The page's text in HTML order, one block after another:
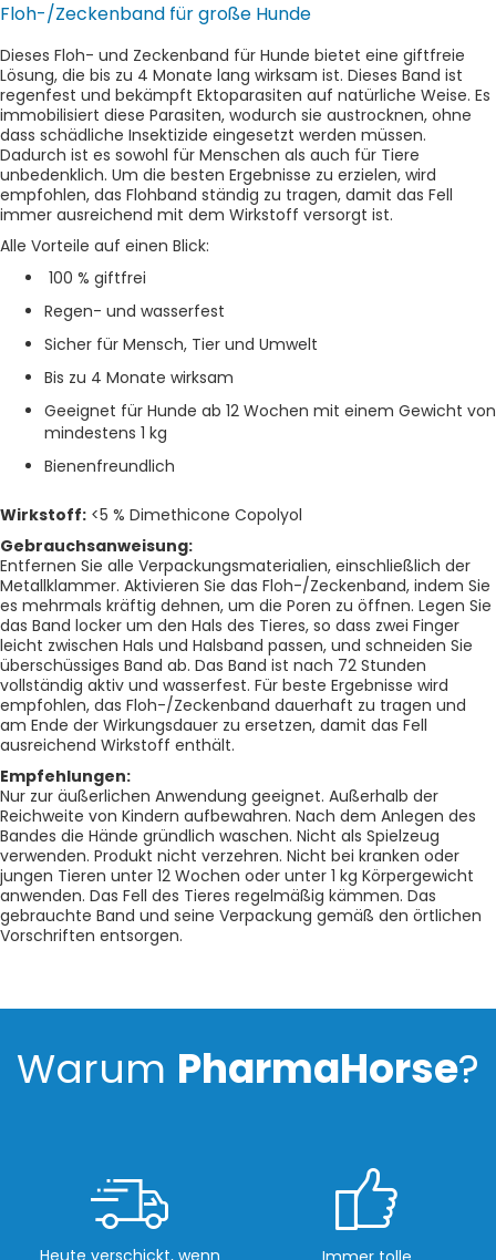
Floh-/Zeckenband für große Hunde
Dieses Floh- und Zeckenband für Hunde bietet eine giftfreie
Lösung, die bis zu 4 Monate lang wirksam ist. Dieses Band ist
regenfest und bekämpft Ektoparasiten auf natürliche Weise. Es
immobilisiert diese Parasiten, wodurch sie austrocknen, ohne
dass schädliche Insektizide eingesetzt werden müssen.
Dadurch ist es sowohl für Menschen als auch für Tiere
unbedenklich. Um die besten Ergebnisse zu erzielen, wird
empfohlen, das Flohband ständig zu tragen, damit das Fell
immer ausreichend mit dem Wirkstoff versorgt ist.
Alle Vorteile auf einen Blick:
100 % giftfrei
Regen- und wasserfest
Sicher für Mensch, Tier und Umwelt
Bis zu 4 Monate wirksam
Geeignet für Hunde ab 12 Wochen mit einem Gewicht von
mindestens 1 kg
Bienenfreundlich
Wirkstoff: <5 % Dimethicone Copolyol
Gebrauchsanweisung:
Entfernen Sie alle Verpackungsmaterialien, einschließlich der
Metallklammer. Aktivieren Sie das Floh-/Zeckenband, indem Sie
es mehrmals kräftig dehnen, um die Poren zu öffnen. Legen Sie
das Band locker um den Hals des Tieres, so dass zwei Finger
leicht zwischen Hals und Halsband passen, und schneiden Sie
überschüssiges Band ab. Das Band ist nach 72 Stunden
vollständig aktiv und wasserfest. Für beste Ergebnisse wird
empfohlen, das Floh-/Zeckenband dauerhaft zu tragen und
am Ende der Wirkungsdauer zu ersetzen, damit das Fell
ausreichend Wirkstoff enthält.
Empfehlungen:
Nur zur äußerlichen Anwendung geeignet. Außerhalb der
Reichweite von Kindern aufbewahren. Nach dem Anlegen des
Bandes die Hände gründlich waschen. Nicht als Spielzeug
verwenden. Produkt nicht verzehren. Nicht bei kranken oder
jungen Tieren unter 12 Wochen oder unter 1 kg Körpergewicht
anwenden. Das Fell des Tieres regelmäßig kämmen. Das
gebrauchte Band und seine Verpackung gemäß den örtlichen
Vorschriften entsorgen.
Warum PharmaHorse?